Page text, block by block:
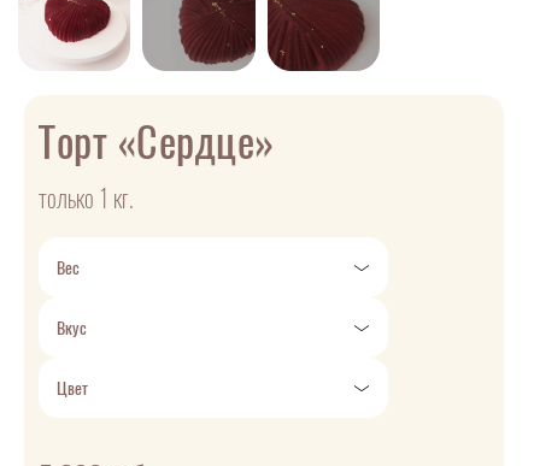
Торт «Сердце»
только 1 кг.
Вес
Вкус
Цвет